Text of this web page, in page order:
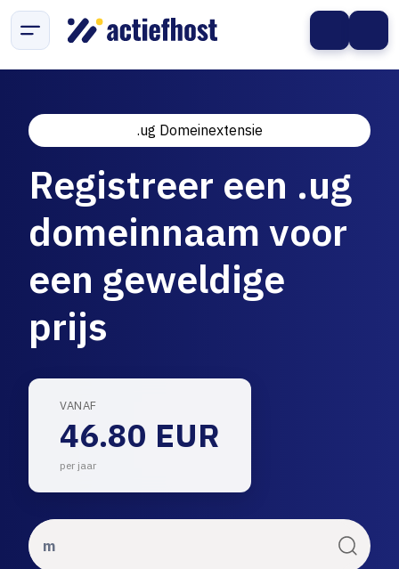
.ug Domeinextensie
Registreer een .ug
domeinnaam voor
een geweldige
prijs
VANAF
46.80 EUR
per jaar